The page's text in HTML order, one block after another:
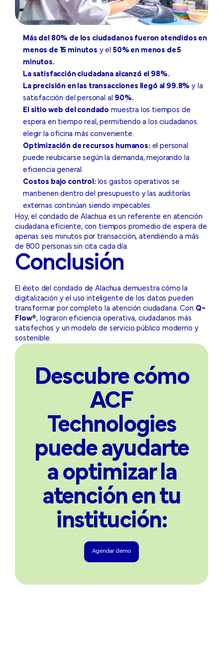
Más del 80% de los ciudadanos fueron atendidos en
menos de 15 minutos y el50% en menos de 5
minutos.
La satisfacción ciudadana alcanzó el 98%.
La precisión en las transacciones llegó al 99.8% y la
satisfacción del personal al 90%.
El sitio web del condado muestra los tiempos de
espera en tiempo real, permitiendo a los ciudadanos
elegir la oficina más conveniente.
Optimización de recursos humanos: el personal
puede reubicarse según la demanda, mejorando la
eficiencia general.
Costos bajo control: los gastos operativos se
mantienen dentro del presupuesto y las auditorías
externas continúan siendo impecables.
Hoy, el condado de Alachua es un referente en atención
ciudadana eficiente, con tiempos promedio de espera de
apenas seis minutos por transacción, atendiendo a más
de 800 personas sin cita cada día.
Conclusión
El éxito del condado de Alachua demuestra cómo la
digitalización y el uso inteligente de los datos pueden
transformar por completo la atención ciudadana. Con Q-
Flow®, lograron eficiencia operativa, ciudadanos más
satisfechos y un modelo de servicio público moderno y
sostenible.
Descubre cómo
ACF
Technologies
puede ayudarte
a optimizar la
atención en tu
institución:
Agendar demo